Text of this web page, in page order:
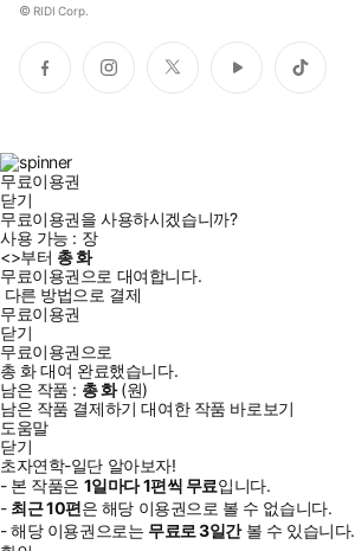
© RIDI Corp.
페
이
인
스
트
위
유
튜
틱
톡
무료이용권
닫기
무료이용권을 사용하시겠습니까?
사용 가능 : 장
<>부터 총화
무료이용권으로 대여합니다.
다른 방법으로 결제
무료이용권
닫기
무료이용권으로
총 화대여 완료했습니다.
남은 작품 : 총화(원)
남은 작품 결제하기 대여한 작품 바로보기
도움말
닫기
초자연학-일단 알아보자!
- 본 작품은 1일마다1편씩 무료입니다.
- 최근10편은 해당 이용권으로 볼 수 없습니다.
- 해당 이용권으로는 무료로3일간볼 수 있습니다.